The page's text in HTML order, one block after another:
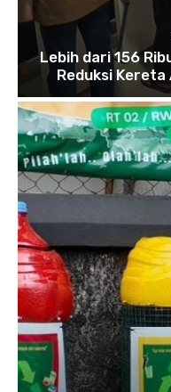
Lebih dari 156
Reduksi Kereta